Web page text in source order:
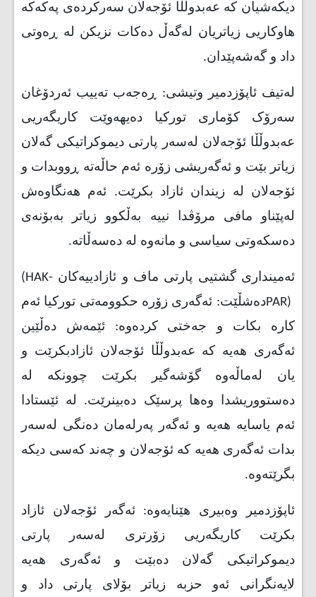
دیکەشیان کە عەبدوڵڵا ئۆجەلان سەرکردەی پەکەکە
هاوکاریی زیاتریان لەگەڵ دەکات نزیکن لە ڕەوتی
داد و گەشەپێدان.
لەتیف ئاپۆزدمیر وتیشی: ڕەجەب تەییب ئەردۆغان
سەرۆک کۆماری تورکیا دەیهەوێت کاریگەریی
عەبدوڵڵا ئۆجەلان لەسەر پارتی دیموکراتیکی گەلان
زیاتر بێت و ئەگەریشی زۆرە ئەم حاڵەتە ڕووبدات و
ئۆجەلان لە زیندان ئازاد بکرێت. ئەم هەنگاوەش
لەپێناو مافی مرۆڤدا نییە بەڵکوو زیاتر بەبۆنەی
دەسکەوتی سیاسی و مانەوە لە دەسەڵاتە.
ئەمینداری گشتیی پارتی ماف و ئازادییەکان (HAK-
PAR)دەشڵێت: ئەگەری زۆرە حکوومەتی تورکیا ئەم
کارە بکات و جەختی کردەوە: ئێمەش دەڵێین
ئەگەری هەیە کە عەبدوڵڵا ئۆجەلان ئازادبکرێت و
یان لەماڵەوە گۆشەگیر بکرێت چوونکە لە
دەستووریشدا وەها پرسێک دەبینرێت. لە ئێستادا
ئەم یاسایە هەیە و ئەگەر پەرلەمان دەنگی لەسەر
بدات ئەگەری هەیە کە ئۆجەلان و چەند کەسی دیکە
بگرێتەوە.
ئاپۆزدمیر وەبیری هێنایەوە: ئەگەر ئۆجەلان ئازاد
بکرێت کاریگەریی زۆرتری لەسەر پارتی
دیموکراتیکی گەلان دەبێت و ئەگەری هەیە
لایەنگرانی ئەو حزبە زیاتر بۆلای پارتی داد و